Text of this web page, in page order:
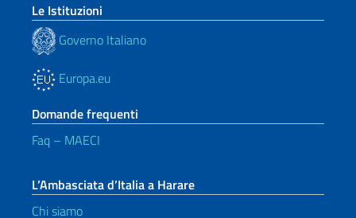
Le Istituzioni
Governo Italiano
Europa.eu
Domande frequenti
Faq – MAECI
L’Ambasciata d’Italia a Harare
Chi siamo